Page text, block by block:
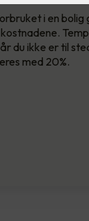
i en
du ikke er til
med 20%.